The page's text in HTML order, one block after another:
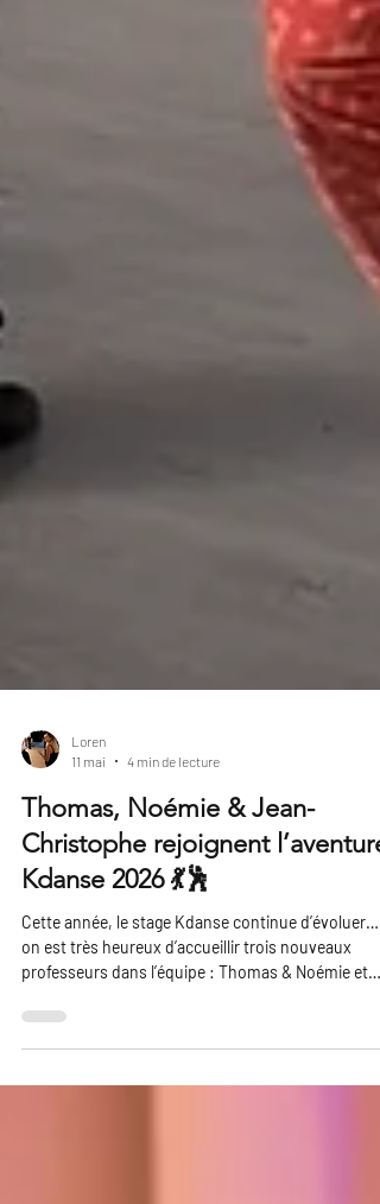
4 min de lecture
Thomas, Noémie & Jean-
Christophe rejoignent l’aventure
Kdanse 2026 💃🕺
Cette année, le stage Kdanse continue d’évoluer…
on est très heureux d’accueillir trois nouveaux
professeurs dans l’équipe : Thomas & Noémie et
transmettre la danse avec passion, simplicité et